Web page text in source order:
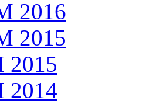
2016
2015
2015
2014